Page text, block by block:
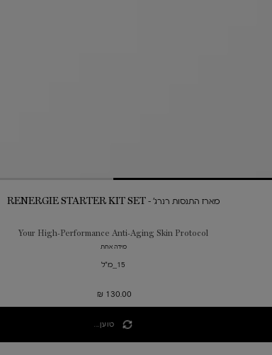
מארז התנסות רנרג' - RENERGIE STARTER KIT SET​
Your High-Performance Anti-Aging Skin Protocol
מידה אחת
15_מ"ל
130.00 ₪
טוען...